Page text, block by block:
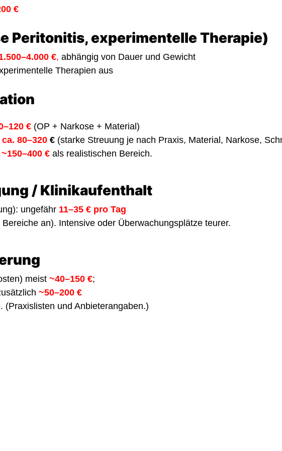
€
Peritonitis, experimentelle Therapie)
€, abhängig von Dauer und Gewicht
Therapien aus
€ (OP + Narkose + Material)
ca. 80–320 € (starke Streuung je nach Praxis, Material, Narkose,
~150–400 € als realistischen Bereich.
/ Klinikaufenthalt
ungefähr 11–35 € pro Tag
an). Intensive oder Überwachungsplätze teurer.
meist ~40–150 €;
~50–200 €
(Praxislisten und Anbieterangaben.)